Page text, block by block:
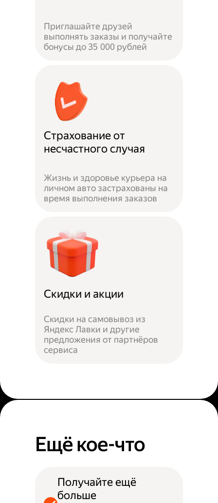
Приглашайте друзей
выполнять заказы и получайте
бонусы до 35 000 рублей
Страхование от
несчастного случая
Жизнь и здоровье курьера на
личном авто застрахованы на
время выполнения заказов
Скидки и акции
Скидки на самовывоз из
Яндекс Лавки и другие
предложения от партнёров
сервиса
Ещё кое-что
Получайте ещё
больше